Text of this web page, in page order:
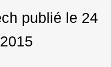
publié le 24